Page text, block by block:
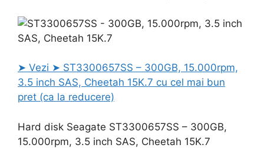
➤ Vezi ➤ ST3300657SS – 300GB, 15.000rpm,
3.5 inch SAS, Cheetah 15K.7 cu cel mai bun
pret (ca la reducere)
Hard disk Seagate ST3300657SS – 300GB,
15.000rpm, 3.5 inch SAS, Cheetah 15K.7